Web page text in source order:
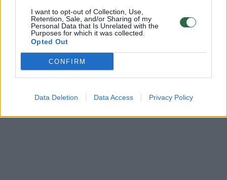
I want to opt-out of Collection, Use,
Retention, Sale, and/or Sharing of my
Personal Data that Is Unrelated with the
Purposes for which it was collected.
Opted Out
CONFIRM
Data Deletion Data Access Privacy Policy
lesinti paukščių šiltuoju metų laikotarpiu –
vėlyvą pavasarį, vasarą ar rudenį – apskritai
nederėtų.